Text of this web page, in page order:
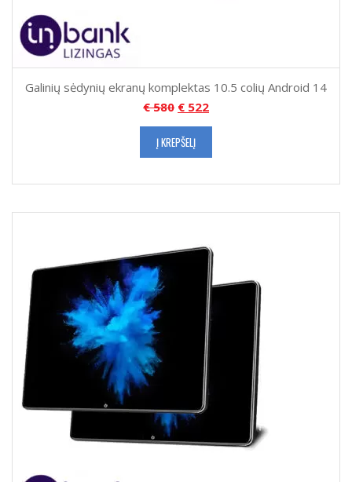
Galinių sėdynių ekranų komplektas 10.5 colių Android 14
€580 € 522
Į KREPŠELĮ